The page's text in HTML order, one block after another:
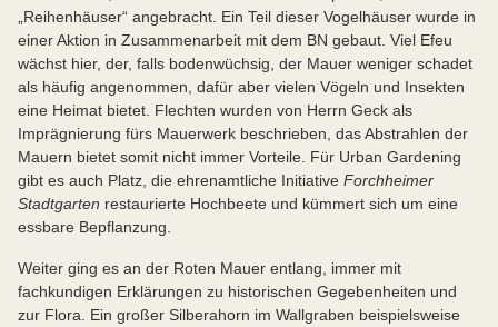
„Reihenhäuser“ angebracht. Ein Teil dieser Vogelhäuser wurde in
einer Aktion in Zusammenarbeit mit dem BN gebaut. Viel Efeu
wächst hier, der, falls bodenwüchsig, der Mauer weniger schadet
als häufig angenommen, dafür aber vielen Vögeln und Insekten
eine Heimat bietet. Flechten wurden von Herrn Geck als
Imprägnierung fürs Mauerwerk beschrieben, das Abstrahlen der
Mauern bietet somit nicht immer Vorteile. Für Urban Gardening
gibt es auch Platz, die ehrenamtliche Initiative Forchheimer
Stadtgarten restaurierte Hochbeete und kümmert sich um eine
essbare Bepflanzung.
Weiter ging es an der Roten Mauer entlang, immer mit
fachkundigen Erklärungen zu historischen Gegebenheiten und
zur Flora. Ein großer Silberahorn im Wallgraben beispielsweise